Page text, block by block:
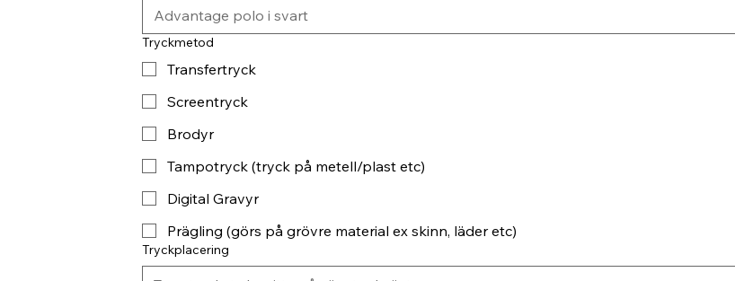
Tryckmetod
Transfertryck
Screentryck
Brodyr
Tampotryck (tryck på metell/plast etc)
Digital Gravyr
Prägling (görs på grövre material ex skinn, läder etc)
Tryckplacering